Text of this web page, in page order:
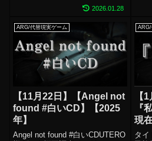
2026.01.28
ー
し
ARG/代替現実ゲーム
【11月22日】【Angel not
found #白いCD】【2025
年】
Angel not found #白いCDUTERO
ARG/
【
『
現
タ